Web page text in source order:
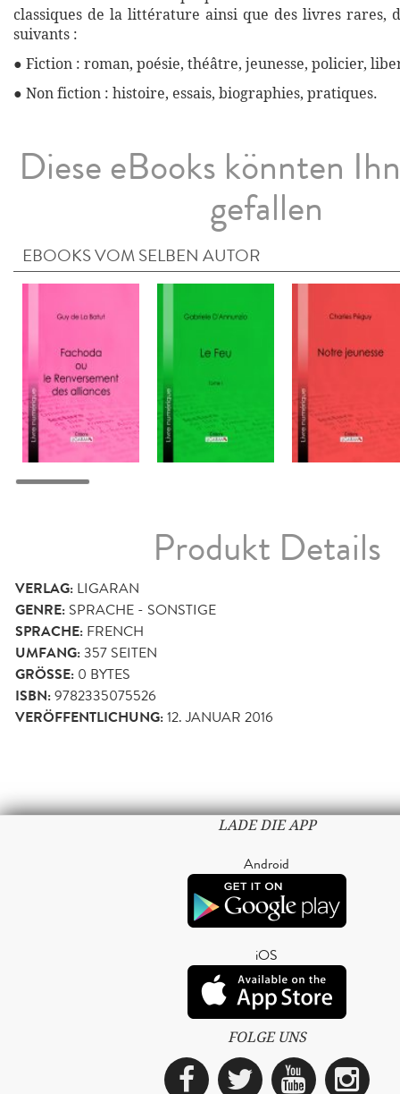
classiques de la littérature ainsi que des livres rares,
suivants :
● Fiction : roman, poésie, théâtre, jeunesse, policier,
● Non fiction : histoire, essais, biographies, pratiques.
Diese eBooks könnten
gefallen
EBOOKS VOM SELBEN AUTOR
Produkt Details
VERLAG: LIGARAN
GENRE: SPRACHE - SONSTIGE
SPRACHE: FRENCH
UMFANG:357 SEITEN
GRÖSSE: 0 BYTES
ISBN:9782335075526
VERÖFFENTLICHUNG:12. JANUAR 2016
LADE DIE APP
Android
iOS
FOLGE UNS
Facebook
Twitter